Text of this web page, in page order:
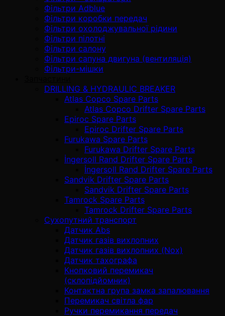
Фільтри Adblue
Фільтри коробки передач
Фільтри охолоджувальної рідини
Фільтри пілотні
Фільтри салону
Фільтри сапуна двигуна (вентиляція)
Фільтри-мішки
DRILLING & HYDRAULIC BREAKER
Atlas Copco Spare Parts
Atlas Copco Drifter Spare Parts
Epiroc Spare Parts
Epiroc Drifter Spare Parts
Furukawa Spare Parts
Furukawa Drifter Spare Parts
İngersoll Rand Drifter Spare Parts
İngersoll Rand Drifter Spare Parts
Sandvik Drifter Spare Parts
Sandvik Drifter Spare Parts
Tamrock Spare Parts
Tamrock Drifter Spare Parts
Сухопутний транспорт
Датчик Abs
Датчик газів вихлопних
Датчик газів вихлопних (Nox)
Датчик тахографа
Кнопковий перемикач
(склопідйомник)
Контактна група замка запалювання
Перемикач світла фар
Ручки перемикання передач